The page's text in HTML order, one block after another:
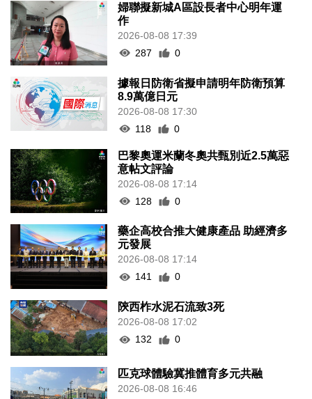
婦聯擬新城A區設長者中心明年運
作
2026-08-08 17:39
287
0
據報日防衛省擬申請明年防衛預算
8.9萬億日元
2026-08-08 17:30
118
0
巴黎奧運米蘭冬奧共甄別近2.5萬惡
意帖文評論
2026-08-08 17:14
128
0
藥企高校合推大健康產品 助經濟多
元發展
2026-08-08 17:14
141
0
陝西柞水泥石流致3死
2026-08-08 17:02
132
0
匹克球體驗冀推體育多元共融
2026-08-08 16:46